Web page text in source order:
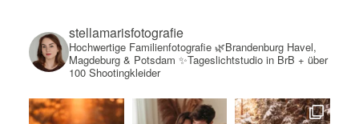
stellamarisfotografie
Hochwertige Familienfotografie🌿Brandenburg Havel,
Magdeburg & Potsdam ✨Tageslichtstudio in BrB + über
100 Shootingkleider